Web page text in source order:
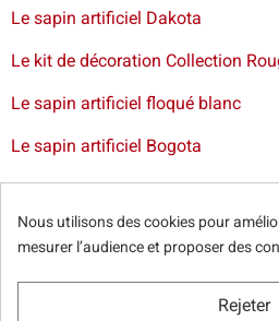
Le sapin artificiel Dakota
Le kit de décoration Collection
Le sapin artificiel floqué blanc
Le sapin artificiel Bogota
Paris-Livraison de votre sapin
sapin artificiel à
Nous utilisons des cookies pour
mesurer l’audience et proposer des
Rejeter